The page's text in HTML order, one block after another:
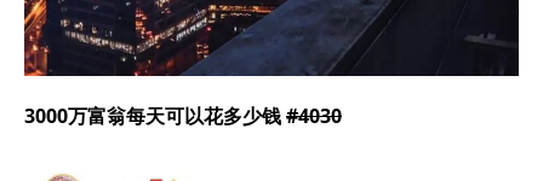
3000万富翁每天可以花多少钱#4030